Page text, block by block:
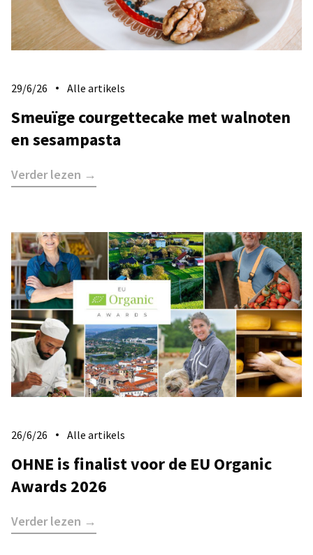
29/6/26 Alle artikels
​Smeuïge courgettecake met walnoten
en sesampasta
Verder lezen →
26/6/26 Alle artikels
​OHNE is finalist voor de EU Organic
Awards 2026
Verder lezen →